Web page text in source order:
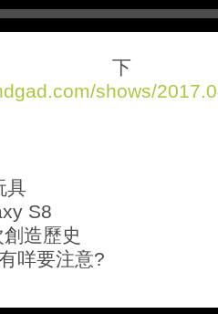
shows/
具
S8
造歷史
咩要注意?